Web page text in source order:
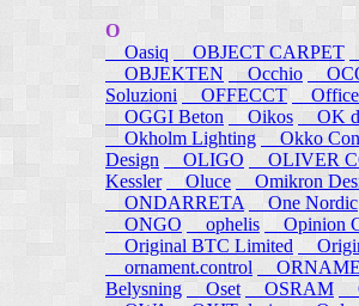
O
Oasiq
OBJECT CARPET
OBJEKTEN
Occhio
Soluzioni
OFFECCT
OGGI Beton
Oikos OK
Okholm Lighting
Okko
Design
OLIGO OLIVER
Kessler
Oluce Omikron
ONDARRETA
One Nordic
ONGO
ophelis Opinion
Original BTC Limited
ornament.control
Belysning
Oset OSRAM